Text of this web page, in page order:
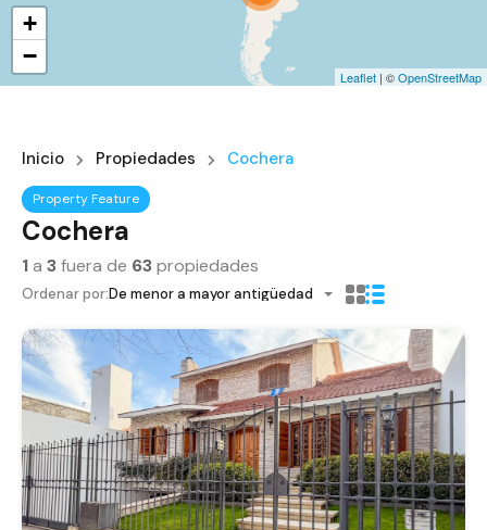
+
−
Leaflet | ©OpenStreetMap
Inicio Propiedades Cochera
Property Feature
Cochera
1a 3fuera de 63propiedades
Ordenar por:De menor a mayor antigüedad